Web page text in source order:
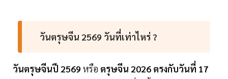
วันตรุษจีน 2569 วันที่เท่าไหร่ ?
วันตรุษจีนปี 2569 หรือ ตรุษจีน 2026 ตรงกับวันที่ 17